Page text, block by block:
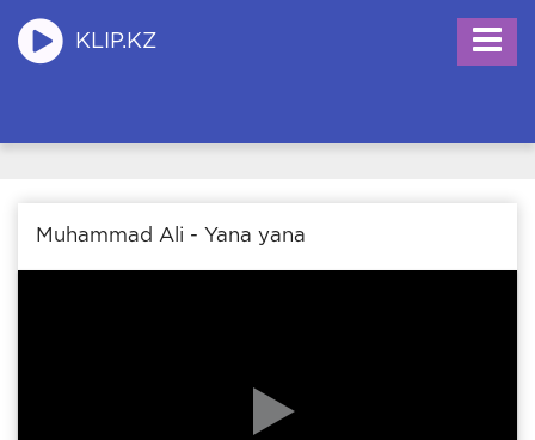
KLIP.KZ
Muhammad Ali - Yana yana